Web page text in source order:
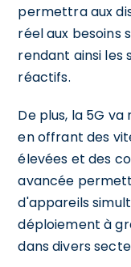
permettra aux
réel aux besoins
rendant ainsi les
réactifs.
De plus, la 5G
en offrant des
élevées et des
avancée
d'appareils
déploiement à
dans divers